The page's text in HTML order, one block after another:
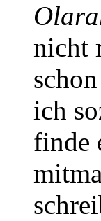
nicht
ich
finde